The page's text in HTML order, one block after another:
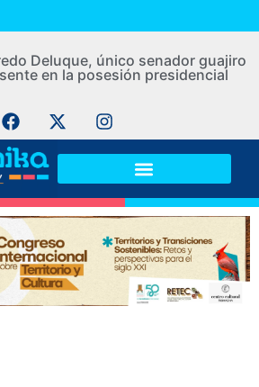
Deluque, único senador guajiro
en la posesión presidencial